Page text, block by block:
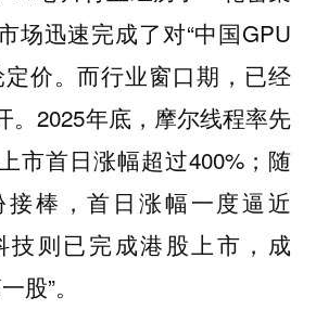
场迅速完成了对“中国GPU
价。而行业窗口期，已经
。2025年底，摩尔线程率先
市首日涨幅超过400%；随
接棒，首日涨幅一度逼近
技则已完成港股上市，成
股”。